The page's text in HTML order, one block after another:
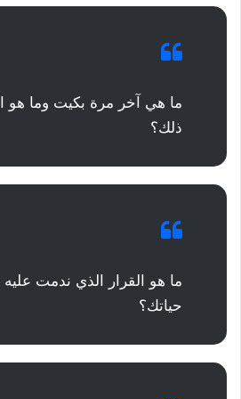
ما هي آخر مرة بكيت وما
ذلك؟
ما هو القرار الذي ندمت
حياتك؟